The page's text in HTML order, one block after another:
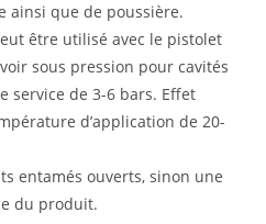
ainsi que de poussière.
être utilisé avec le pistolet
sous pression pour cavités
service de 3-6 bars. Effet
d’application de 20-
entamés ouverts, sinon une
du produit.